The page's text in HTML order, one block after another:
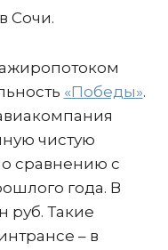
Сочи.
«Победы».
чистую
сравнению с
года. В
руб. Такие
– в